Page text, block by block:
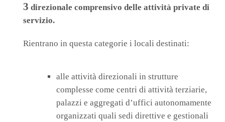
3 direzionale comprensivo delle attività private di
servizio.
Rientrano in questa categorie i locali destinati:
alle attività direzionali in strutture
complesse come centri di attività terziarie,
palazzi e aggregati d’uffici autonomamente
organizzati quali sedi direttive e gestionali